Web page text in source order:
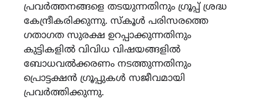
പ്രവർത്തനങ്ങളെ തടയുന്നതിനും ഗ്രൂപ്പ് ശ്രദ്ധ
കേന്ദ്രീകരിക്കുന്നു. സ്കൂൾ പരിസരത്തെ
ഗതാഗത സുരക്ഷ ഉറപ്പാക്കുന്നതിനും
കുട്ടികളിൽ വിവിധ വിഷയങ്ങളിൽ
ബോധവൽക്കരണം നടത്തുന്നതിനും
പ്രൊട്ടക്ഷൻ ഗ്രൂപ്പുകൾ സജീവമായി
പ്രവർത്തിക്കുന്നു.